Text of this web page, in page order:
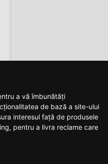
a vă îmbunătăți
de bază a site-ului
interesul față de produsele
, pentru a livra reclame care